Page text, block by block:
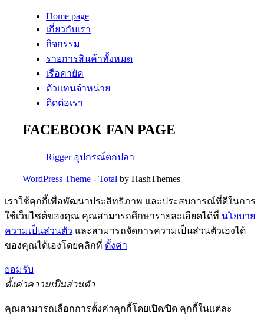
Home page
เกี่ยวกับเรา
กิจกรรม
รายการสินค้าทั้งหมด
เรือคายัค
ตัวแทนจำหน่าย
ติดต่อเรา
FACEBOOK FAN PAGE
Rigger อุปกรณ์ตกปลา
WordPress Theme - Total by HashThemes
เราใช้คุกกี้เพื่อพัฒนาประสิทธิภาพ และประสบการณ์ที่ดีในการ
ใช้เว็บไซต์ของคุณ คุณสามารถศึกษารายละเอียดได้ที่ นโยบาย
ความเป็นส่วนตัว และสามารถจัดการความเป็นส่วนตัวเองได้
ของคุณได้เองโดยคลิกที่ ตั้งค่า
ยอมรับ
ตั้งค่าความเป็นส่วนตัว
คุณสามารถเลือกการตั้งค่าคุกกี้โดยเปิด/ปิด คุกกี้ในแต่ละ